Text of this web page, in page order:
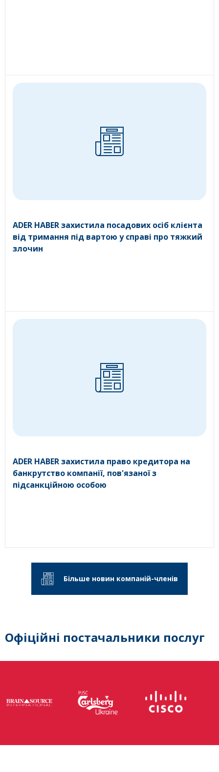
ADER HABER захистила посадових осіб клієнта
від тримання під вартою у справі про тяжкий
злочин
ADER HABER захистила право кредитора на
банкрутство компанії, пов'язаної з
підсанкційною особою
Більше новин компаній-членів
Офіційні постачальники послуг